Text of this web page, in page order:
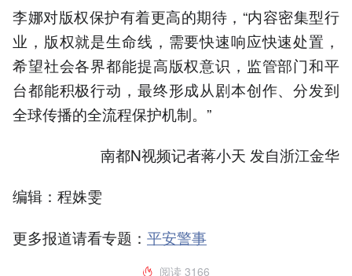
李娜对版权保护有着更高的期待，“内容密集型行
业，版权就是生命线，需要快速响应快速处置，
希望社会各界都能提高版权意识，监管部门和平
台都能积极行动，最终形成从剧本创作、分发到
全球传播的全流程保护机制。”
南都N视频记者蒋小天 发自浙江金华
编辑：程姝雯
更多报道请看专题： 平安警事
阅读 3166